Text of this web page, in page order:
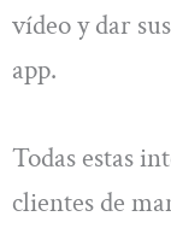
vídeo y dar
app.
Todas estas
clientes de